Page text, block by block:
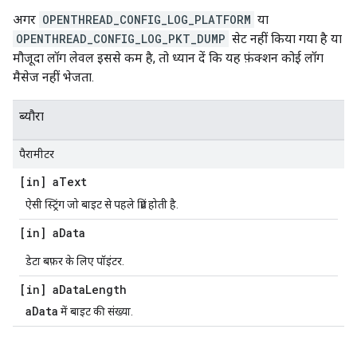
अगर OPENTHREAD_CONFIG_LOG_PLATFORM या
OPENTHREAD_CONFIG_LOG_PKT_DUMP सेट नहीं किया गया है या
मौजूदा लॉग लेवल इससे कम है, तो ध्यान दें कि यह फ़ंक्शन कोई लॉग
मैसेज नहीं भेजता.
ब्यौरा
पैरामीटर
[in] aText
ऐसी स्ट्रिंग जो बाइट से पहले प्रिंट होती है.
[in] aData
डेटा बफ़र के लिए पॉइंटर.
[in] aDataLength
aData में बाइट की संख्या.